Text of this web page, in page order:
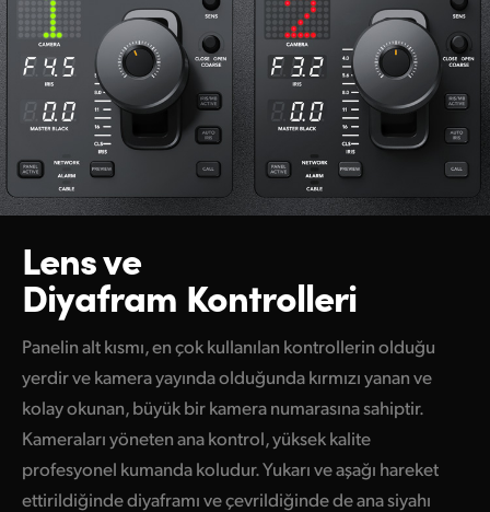
Lens ve
Diyafram Kontrolleri
Panelin alt kısmı, en çok kullanılan kontrollerin olduğu
yerdir ve kamera yayında olduğunda kırmızı yanan ve
kolay okunan, büyük bir kamera numarasına sahiptir.
Kameraları yöneten ana kontrol, yüksek kalite
profesyonel kumanda koludur. Yukarı ve aşağı hareket
ettirildiğinde diyaframı ve çevrildiğinde de ana siyahı